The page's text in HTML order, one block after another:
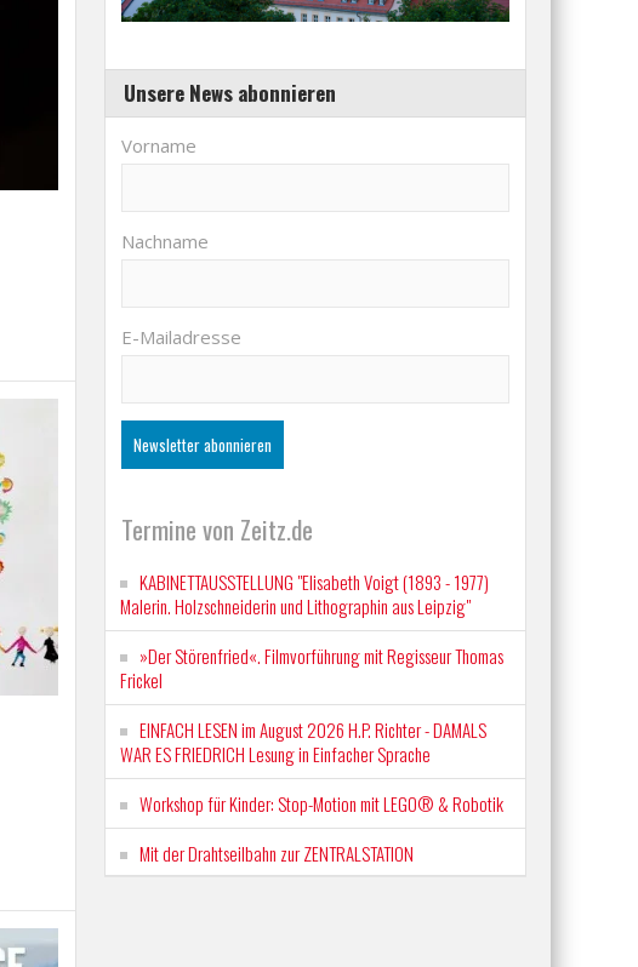
Unsere News abonnieren
Vorname
Nachname
E-Mailadresse
Termine von Zeitz.de
KABINETTAUSSTELLUNG "Elisabeth Voigt (1893 - 1977)
Malerin. Holzschneiderin und Lithographin aus Leipzig"
»Der Störenfried«. Filmvorführung mit Regisseur Thomas
Frickel
EINFACH LESEN im August 2026 H.P. Richter - DAMALS
WAR ES FRIEDRICH Lesung in Einfacher Sprache
Workshop für Kinder: Stop-Motion mit LEGO® & Robotik
Mit der Drahtseilbahn zur ZENTRALSTATION